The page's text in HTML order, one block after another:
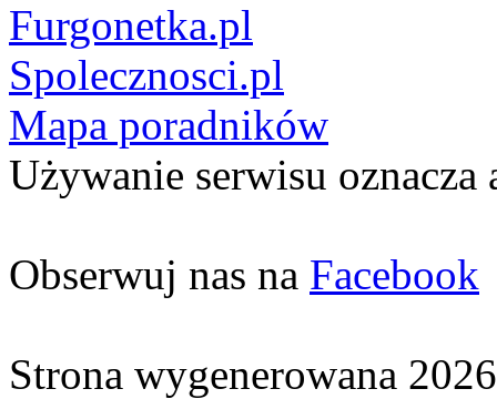
Furgonetka.pl
Spolecznosci.pl
Mapa poradników
Używanie serwisu oznacza
Obserwuj nas na Facebook
Strona wygenerowana